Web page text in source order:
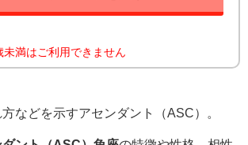
満はご利用できません
などを示すアセンダント（ASC）。